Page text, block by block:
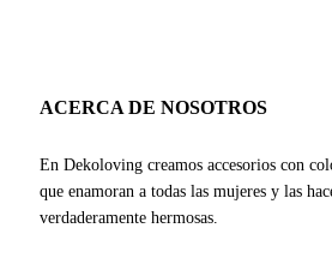
ACERCA DE NOSOTROS
En Dekoloving creamos accesorios con
que enamoran a todas las mujeres y las
verdaderamente hermosas.